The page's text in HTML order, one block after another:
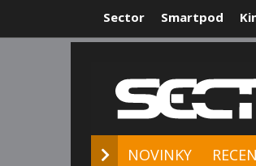
Sector Smartpod
NOVINKY